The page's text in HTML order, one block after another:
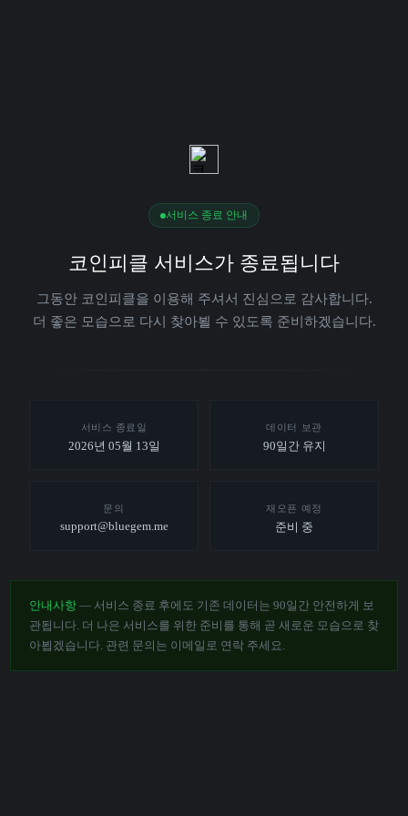
서비스 종료 안내
코인피클 서비스가 종료됩니다
그동안 코인피클을 이용해 주셔서 진심으로 감사합니다.
더 좋은 모습으로 다시 찾아뵐 수 있도록 준비하겠습니다.
서비스 종료일
2026년 05월 13일
데이터 보관
90일간 유지
문의
support@bluegem.me
재오픈 예정
준비 중
안내사항 — 서비스 종료 후에도 기존 데이터는 90일간 안전하게 보
관됩니다. 더 나은 서비스를 위한 준비를 통해 곧 새로운 모습으로 찾
아뵙겠습니다. 관련 문의는 이메일로 연락 주세요.